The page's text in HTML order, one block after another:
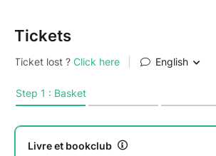
- Inscrivez-vous en prenant un
- Vous receverez Heartwood dans
- Surveillez votre boîte mail : les
Tickets